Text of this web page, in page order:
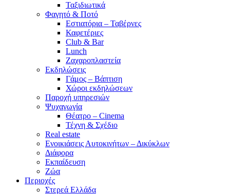
Ταξιδιωτικά
Φαγητό & Ποτό
Εστιατόρια – Ταβέρνες
Καφετέριες
Club & Bar
Lunch
Ζαχαροπλαστεία
Εκδηλώσεις
Γάμος – Βάπτιση
Χώροι εκδηλώσεων
Παροχή υπηρεσιών
Ψυχαγωγία
Θέατρο – Cinema
Τέχνη & Σχέδιο
Real estate
Ενοικιάσεις Αυτοκινήτων – Δικύκλων
Διάφορα
Εκπαίδευση
Ζώα
Περιοχές
Στερεά Ελλάδα